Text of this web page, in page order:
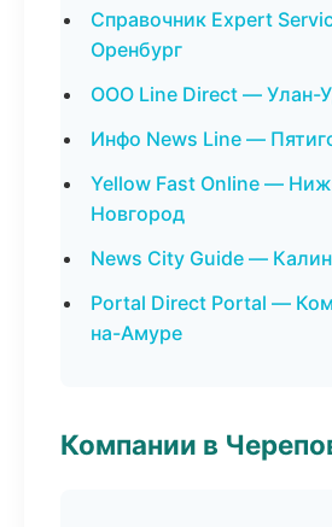
Справочник Expert
Оренбург
ООО Line Direct — Улан-
Инфо News Line —
Yellow Fast Online —
Новгород
News City Guide —
Portal Direct Portal —
на-Амуре
Компании в